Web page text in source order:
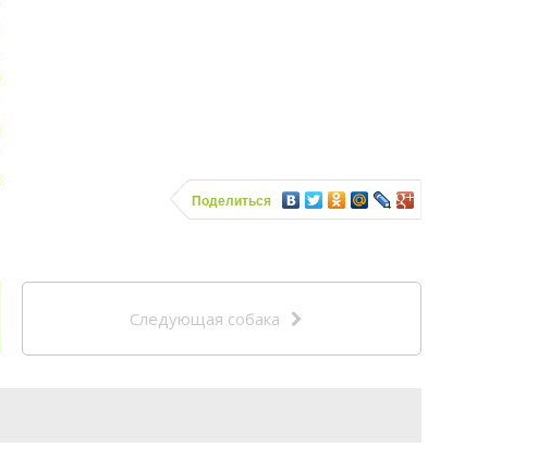
Поделиться
Следующая собака